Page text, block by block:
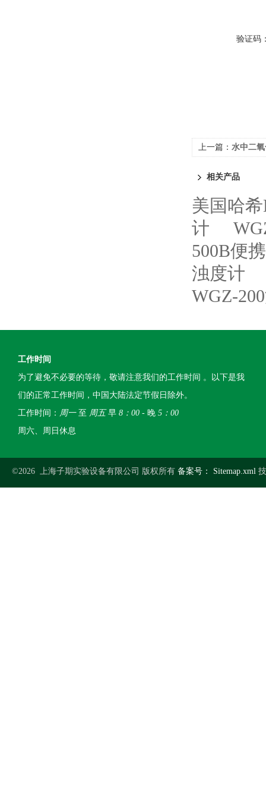
验证码
上一篇： 水中二
相关产品
美国哈
计
500B便
浊度计
WGZ-
工作时间
为了避免不必要的等待，敬请注意我们的工作时间 。以下是我
们的正常工作时间，中国大陆法定节假日除外。
工作时间： 周一至 周五早 8：00 - 晚 5：00
周六、周日休息
©2026 上海子期实验设备有限公司 版权所有 备案号： Sitemap.xml